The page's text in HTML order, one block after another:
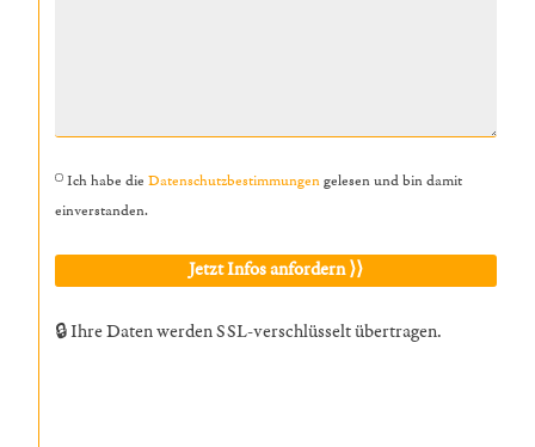
Ich habe dieDatenschutzbestimmungengelesen und bin damit
einverstanden.
🔒 Ihre Daten werden SSL-verschlüsselt übertragen.